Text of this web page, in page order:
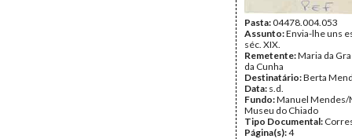
Pasta:04478.004.053
Assunto:Envia-lhe uns
séc. XIX.
Remetente:Maria da
da Cunha
Destinatário:Berta
Data: s.d.
Fundo:Manuel Mendes/
Museu do Chiado
Tipo Documental:
Página(s):4